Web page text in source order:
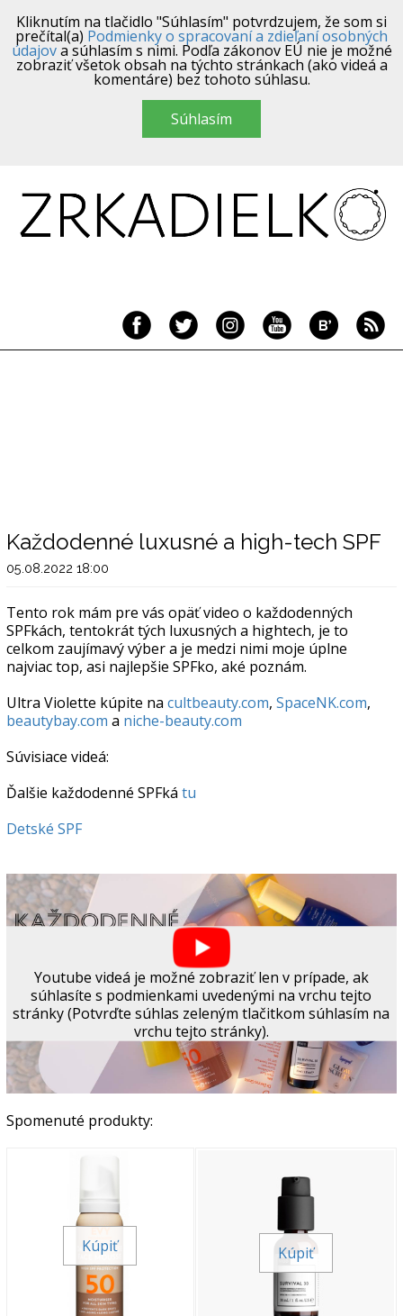
Kliknutím na tlačidlo "Súhlasím" potvrdzujem, že som si
prečítal(a) Podmienky o spracovaní a zdieľaní osobných
údajova súhlasím s nimi. Podľa zákonov EÚ nie je možné
zobraziť všetok obsah na týchto stránkach (ako videá a
komentáre) bez tohoto súhlasu.
Súhlasím
Každodenné luxusné a high-tech SPF
05.08.2022 18:00
Tento rok mám pre vás opäť video o každodenných
SPFkách, tentokrát tých luxusných a hightech, je to
celkom zaujímavý výber a je medzi nimi moje úplne
najviac top, asi najlepšie SPFko, aké poznám.
Ultra Violette kúpite na cultbeauty.com, SpaceNK.com,
beautybay.com a niche-beauty.com
Súvisiace videá:
Ďalšie každodenné SPFká tu
Detské SPF
Youtube videá je možné zobraziť len v prípade, ak
súhlasíte s podmienkami uvedenými na vrchu tejto
stránky (Potvrďte súhlas zeleným tlačitkom súhlasím na
vrchu tejto stránky).
Spomenuté produkty:
Kúpiť Kúpiť